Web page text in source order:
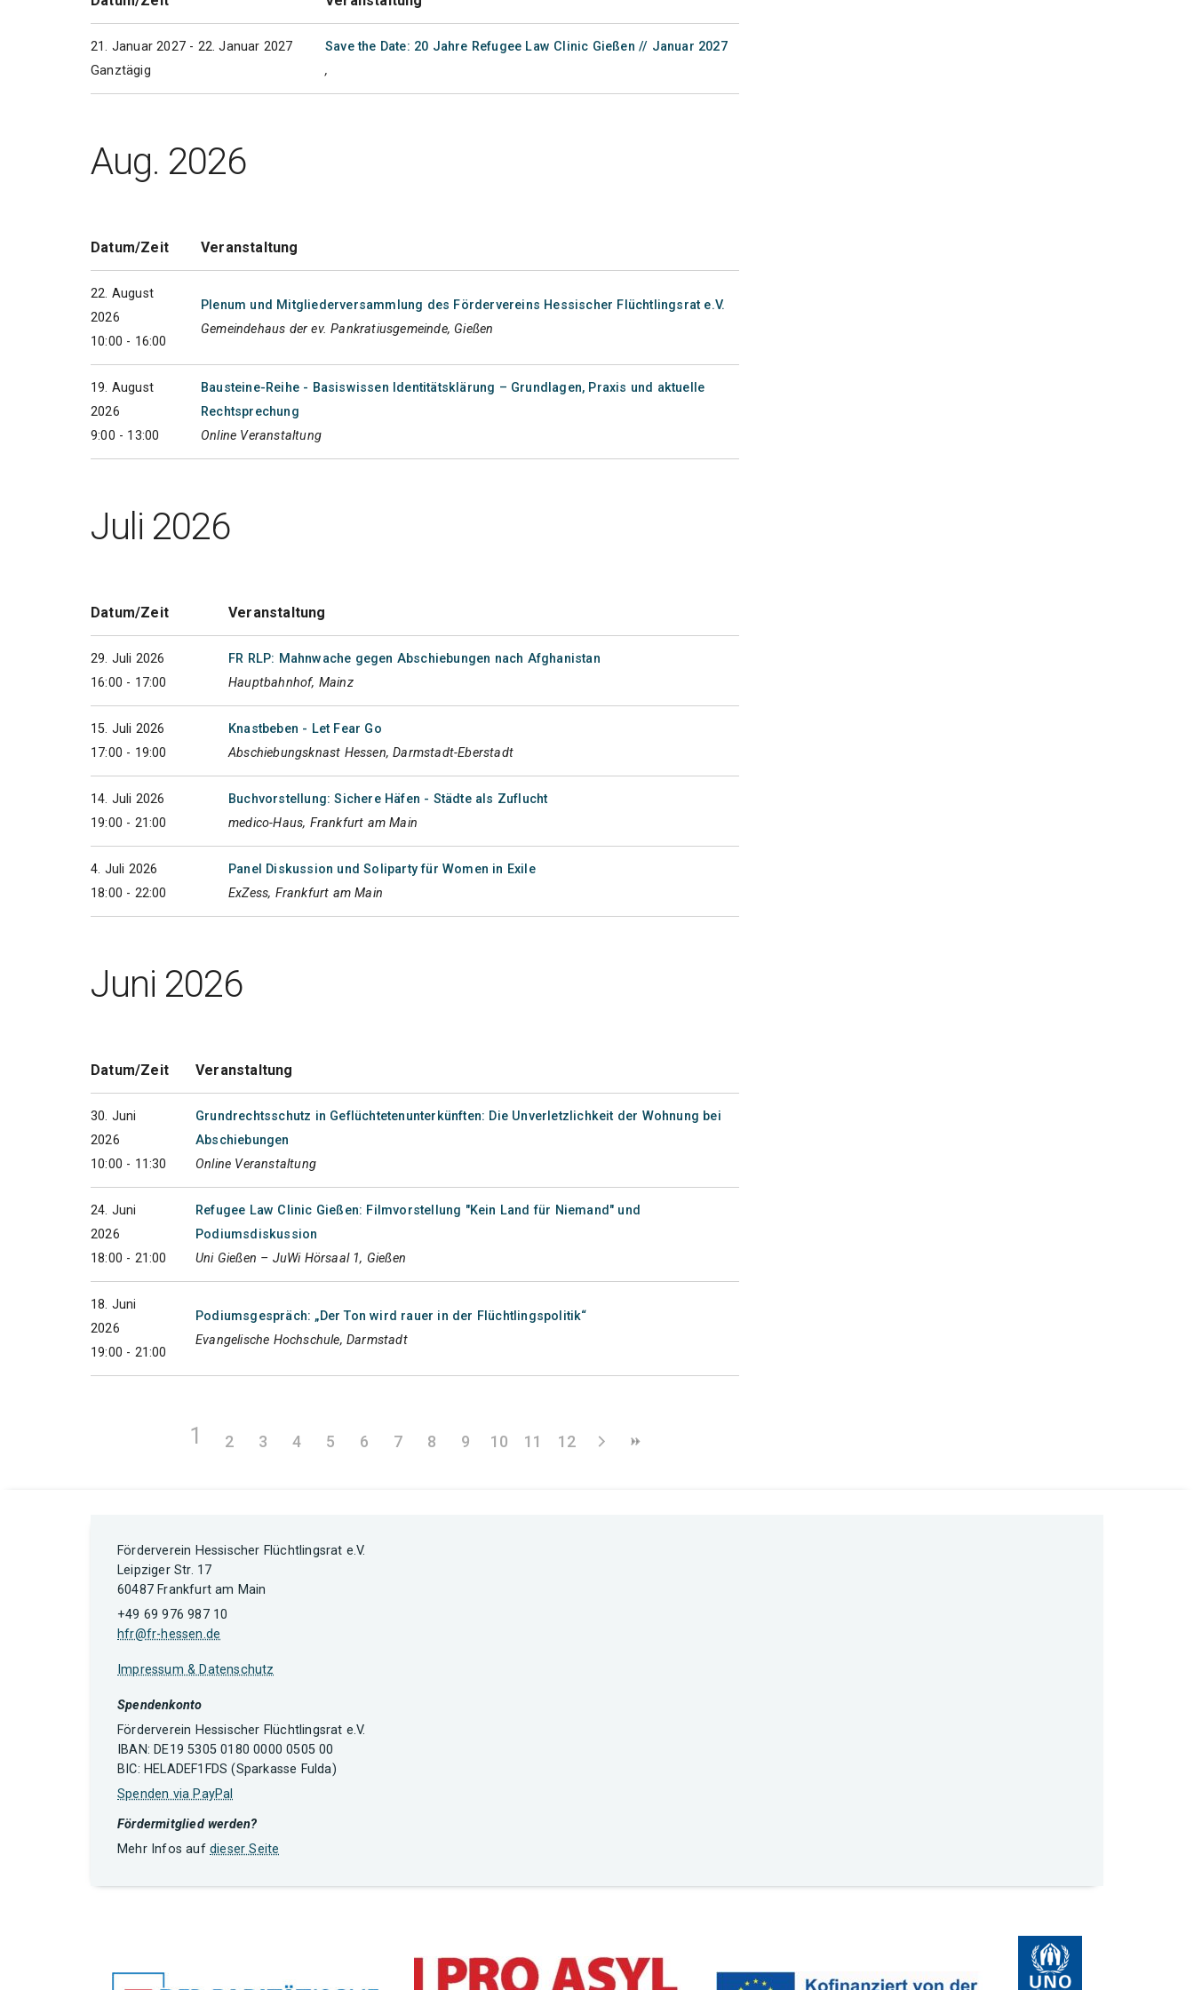
21. Januar 2027 - 22. Januar 2027
Ganztägig
Save the Date: 20 Jahre Refugee Law Clinic Gießen // Januar 2027
,
Aug. 2026
Datum/Zeit Veranstaltung
22. August
2026
10:00 - 16:00
Plenum und Mitgliederversammlung des Fördervereins Hessischer Flüchtlingsrat e.V.
Gemeindehaus der ev. Pankratiusgemeinde, Gießen
19. August
2026
9:00 - 13:00
Bausteine-Reihe - Basiswissen Identitätsklärung – Grundlagen, Praxis und aktuelle
Rechtsprechung
Online Veranstaltung
Juli 2026
Datum/Zeit Veranstaltung
29. Juli 2026
16:00 - 17:00
FR RLP: Mahnwache gegen Abschiebungen nach Afghanistan
Hauptbahnhof, Mainz
15. Juli 2026
17:00 - 19:00
Knastbeben - Let Fear Go
Abschiebungsknast Hessen, Darmstadt-Eberstadt
14. Juli 2026
19:00 - 21:00
Buchvorstellung: Sichere Häfen - Städte als Zuflucht
medico-Haus, Frankfurt am Main
4. Juli 2026
18:00 - 22:00
Panel Diskussion und Soliparty für Women in Exile
ExZess, Frankfurt am Main
Juni 2026
Datum/Zeit Veranstaltung
30. Juni
2026
10:00 - 11:30
Grundrechtsschutz in Geflüchtetenunterkünften: Die Unverletzlichkeit der Wohnung bei
Abschiebungen
Online Veranstaltung
24. Juni
2026
18:00 - 21:00
Refugee Law Clinic Gießen: Filmvorstellung "Kein Land für Niemand" und
Podiumsdiskussion
Uni Gießen – JuWi Hörsaal 1, Gießen
18. Juni
2026
19:00 - 21:00
Podiumsgespräch: „Der Ton wird rauer in der Flüchtlingspolitik“
Evangelische Hochschule, Darmstadt
1 2 3 4 5 6 7 8 9 10 11 12
Förderverein Hessischer Flüchtlingsrat e.V.
Leipziger Str. 17
60487 Frankfurt am Main
+49 69 976 987 10
hfr@fr-hessen.de
Impressum & Datenschutz
Spendenkonto
Förderverein Hessischer Flüchtlingsrat e.V.
IBAN: DE19 5305 0180 0000 0505 00
BIC: HELADEF1FDS (Sparkasse Fulda)
Spenden via PayPal
Fördermitglied werden?
Mehr Infos auf dieser Seite